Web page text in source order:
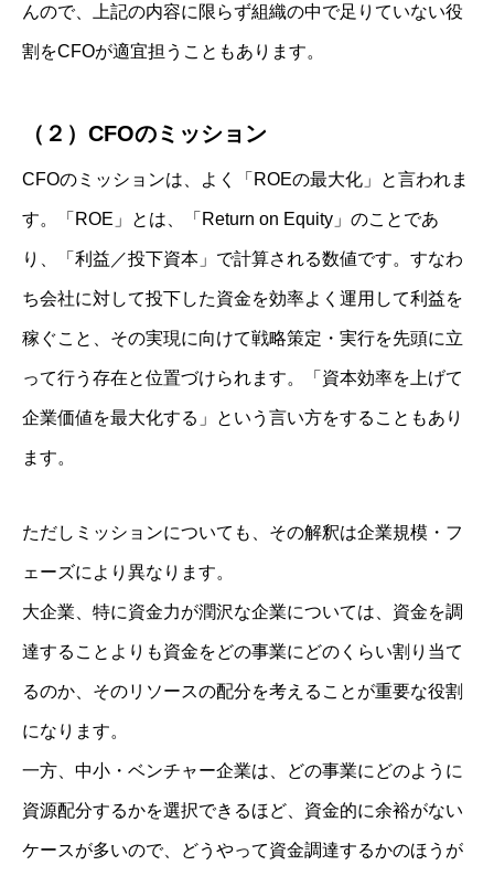
んので、上記の内容に限らず組織の中で足りていない役
割をCFOが適宜担うこともあります。
（２）CFOのミッション
CFOのミッションは、よく「ROEの最大化」と言われま
す。「ROE」とは、「Return on Equity」のことであ
り、「利益／投下資本」で計算される数値です。すなわ
ち会社に対して投下した資金を効率よく運用して利益を
稼ぐこと、その実現に向けて戦略策定・実行を先頭に立
って行う存在と位置づけられます。「資本効率を上げて
企業価値を最大化する」という言い方をすることもあり
ます。
ただしミッションについても、その解釈は企業規模・フ
ェーズにより異なります。
大企業、特に資金力が潤沢な企業については、資金を調
達することよりも資金をどの事業にどのくらい割り当て
るのか、そのリソースの配分を考えることが重要な役割
になります。
一方、中小・ベンチャー企業は、どの事業にどのように
資源配分するかを選択できるほど、資金的に余裕がない
ケースが多いので、どうやって資金調達するかのほうが